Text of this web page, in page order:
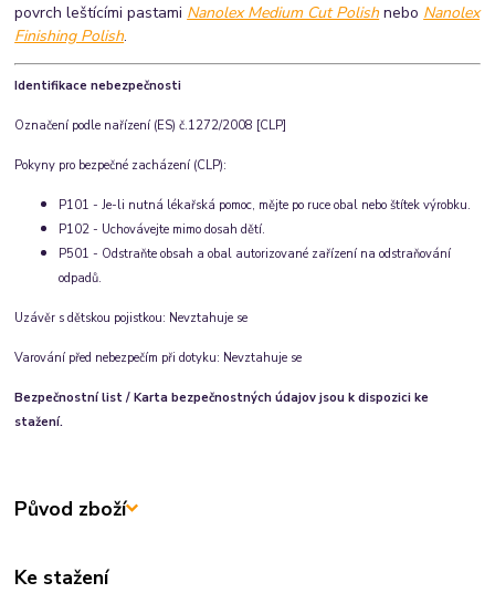
povrch leštícími pastami Nanolex Medium Cut Polish nebo Nanolex
Finishing Polish.
Identifikace nebezpečnosti
Označení podle nařízení (ES) č.1272/2008 [CLP]
Pokyny pro bezpečné zacházení (CLP):
P101 - Je-li nutná lékařská pomoc, mějte po ruce obal nebo štítek výrobku.
P102 - Uchovávejte mimo dosah dětí.
P501 - Odstraňte obsah a obal autorizované zařízení na odstraňování
odpadů.
Uzávěr s dětskou pojistkou: Nevztahuje se
Varování před nebezpečím při dotyku: Nevztahuje se
Bezpečnostní list / Karta bezpečnostných údajov jsou k dispozici ke
stažení.
Původ zboží
Ke stažení